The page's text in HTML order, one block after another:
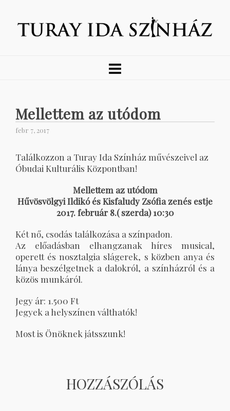
Mellettem az utódom
febr 7, 2017
Találkozzon a Turay Ida Színház művészeivel az
Óbudai Kulturális Központban!
Mellettem az utódom
Hűvösvölgyi Ildikó és Kisfaludy Zsófia zenés estje
2017. február 8.( szerda) 10:30
Két nő, csodás találkozása a színpadon.
Az előadásban elhangzanak híres musical,
operett és nosztalgia slágerek, s közben anya és
lánya beszélgetnek a dalokról, a színházról és a
közös munkáról.
Jegy ár: 1.500 Ft
Jegyek a helyszínen válthatók!
Most is Önöknek játsszunk!
HOZZÁSZÓLÁS